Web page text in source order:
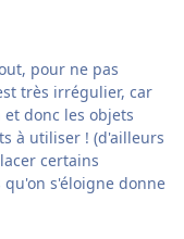
pour ne pas
très irrégulier, car
donc les objets
à utiliser ! (d'ailleurs
certains
s'éloigne donne